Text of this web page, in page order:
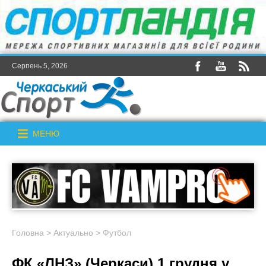
Серпень 5, 2026
МЕНЮ
Головна > Актуально > Футбол